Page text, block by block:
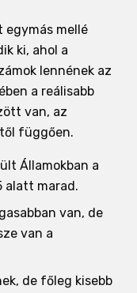
egymás mellé
ki, ahol a
lennének az
a reálisabb
van, az
függően.
Államokban a
alatt marad.
van, de
van a
de főleg kisebb